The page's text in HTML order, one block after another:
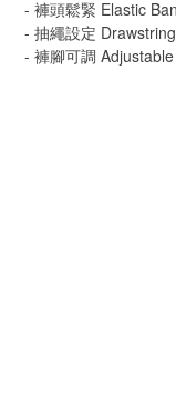
- 褲頭鬆緊 Elastic
- 抽繩設定 Drawstring
- 褲腳可調